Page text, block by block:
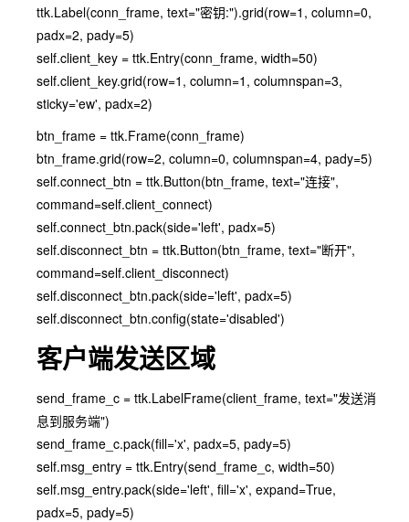
ttk.Label(conn_frame, text="密钥:").grid(row=1, column=0,
padx=2, pady=5)
self.client_key = ttk.Entry(conn_frame, width=50)
self.client_key.grid(row=1, column=1, columnspan=3,
sticky='ew', padx=2)
btn_frame = ttk.Frame(conn_frame)
btn_frame.grid(row=2, column=0, columnspan=4, pady=5)
self.connect_btn = ttk.Button(btn_frame, text="连接",
command=self.client_connect)
self.connect_btn.pack(side='left', padx=5)
self.disconnect_btn = ttk.Button(btn_frame, text="断开",
command=self.client_disconnect)
self.disconnect_btn.pack(side='left', padx=5)
self.disconnect_btn.config(state='disabled')
客户端发送区域
send_frame_c = ttk.LabelFrame(client_frame, text="发送消
息到服务端")
send_frame_c.pack(fill='x', padx=5, pady=5)
self.msg_entry = ttk.Entry(send_frame_c, width=50)
self.msg_entry.pack(side='left', fill='x', expand=True,
padx=5, pady=5)